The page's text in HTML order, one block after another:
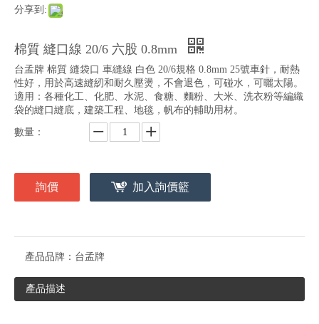
分享到:
棉質 縫口線 20/6 六股 0.8mm
台孟牌 棉質 縫袋口 車縫線 白色 20/6規格 0.8mm 25號車針，耐熱
性好，用於高速縫紉和耐久壓燙，不會退色，可碰水，可曬太陽。
適用：各種化工、化肥、水泥、食糖、麵粉、大米、洗衣粉等編織
袋的縫口縫底，建築工程、地毯，帆布的輔助用材。
數量：
詢價 加入詢價籃
產品品牌： 台孟牌
產品描述